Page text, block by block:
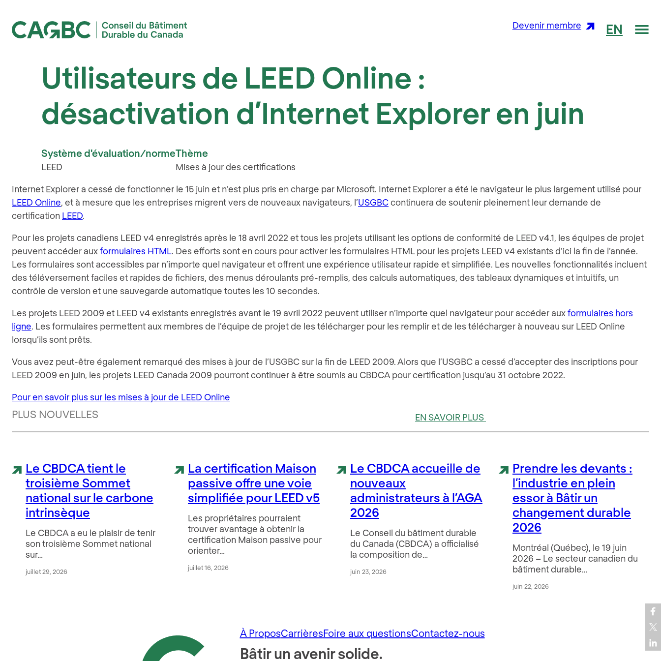
Devenir membre EN
Utilisateurs de LEED Online :
désactivation d’Internet Explorer en juin
Système d'évaluation/norme
LEED
Thème
Mises à jour des certifications
Internet Explorer a cessé de fonctionner le 15 juin et n’est plus pris en charge par Microsoft. Internet Explorer a été le navigateur le plus largement utilisé pour
LEED Online, et à mesure que les entreprises migrent vers de nouveaux navigateurs, l’USGBCcontinuera de soutenir pleinement leur demande de
certification LEED.
Pour les projets canadiens LEED v4 enregistrés après le 18 avril 2022 et tous les projets utilisant les options de conformité de LEED v4.1, les équipes de projet
peuvent accéder auxformulaires HTML. Des efforts sont en cours pour activer les formulaires HTML pour les projets LEED v4 existants d’ici la fin de l’année.
Les formulaires sont accessibles par n’importe quel navigateur et offrent une expérience utilisateur rapide et simplifiée. Les nouvelles fonctionnalités incluent
des téléversement faciles et rapides de fichiers, des menus déroulants pré-remplis, des calculs automatiques, des tableaux dynamiques et intuitifs, un
contrôle de version et une sauvegarde automatique toutes les 10 secondes.
Les projets LEED 2009 et LEED v4 existants enregistrés avant le 19 avril 2022 peuvent utiliser n’importe quel navigateur pour accéder auxformulaires hors
ligne. Les formulaires permettent aux membres de l’équipe de projet de les télécharger pour les remplir et de les télécharger à nouveau sur LEED Online
lorsqu’ils sont prêts.
Vous avez peut-être également remarqué des mises à jour de l’USGBC sur la fin de LEED 2009. Alors que l’USGBC a cessé d’accepter des inscriptions pour
LEED 2009 en juin, les projets LEED Canada 2009 pourront continuer à être soumis au CBDCA pour certification jusqu’au 31 octobre 2022.
Pour en savoir plus sur les mises à jour de LEED Online
PLUS NOUVELLES EN SAVOIR PLUS
Le CBDCA tient le
troisième Sommet
national sur le carbone
intrinsèque
Le CBDCA a eu le plaisir de tenir
son troisième Sommet national
sur…
juillet 29, 2026
La certification Maison
passive offre une voie
simplifiée pour LEED v5
Les propriétaires pourraient
trouver avantage à obtenir la
certification Maison passive pour
orienter…
juillet 16, 2026
Le CBDCA accueille de
nouveaux
administrateurs à l’AGA
2026
Le Conseil du bâtiment durable
du Canada (CBDCA) a officialisé
la composition de…
juin 23, 2026
Prendre les devants :
l’industrie en plein
essor à Bâtir un
changement durable
2026
Montréal (Québec), le 19 juin
2026 – Le secteur canadien du
bâtiment durable…
juin 22, 2026
À ProposCarrièresFoire aux questionsContactez-nous
Bâtir un avenir solide.